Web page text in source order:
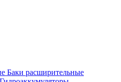
Баки расширительные